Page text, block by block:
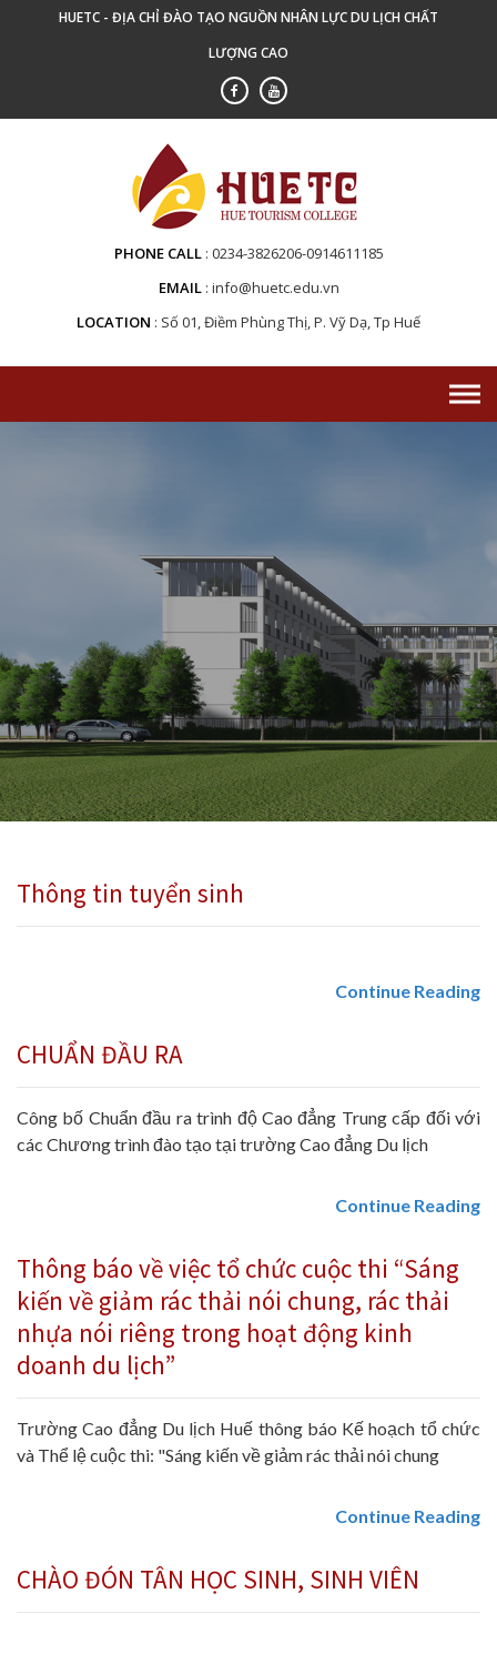
HUETC - ĐỊA CHỈ ĐÀO TẠO NGUỒN NHÂN LỰC DU LỊCH CHẤT
LƯỢNG CAO
PHONE CALL 0234-3826206-0914611185
EMAIL info@huetc.edu.vn
LOCATION
Số 01, Điềm Phùng Thị, P. Vỹ Dạ, Tp Huế
Thông tin tuyển sinh
Continue Reading
CHUẨN ĐẦU RA
Công bố Chuẩn đầu ra trình độ Cao đẳng Trung cấp đối với
các Chương trình đào tạo tại trường Cao đẳng Du lịch
Continue Reading
Thông báo về việc tổ chức cuộc thi “Sáng
kiến về giảm rác thải nói chung, rác thải
nhựa nói riêng trong hoạt động kinh
doanh du lịch”
Trường Cao đẳng Du lịch Huế thông báo Kế hoạch tổ chức
và Thể lệ cuộc thi: "Sáng kiến về giảm rác thải nói chung
Continue Reading
CHÀO ĐÓN TÂN HỌC SINH, SINH VIÊN